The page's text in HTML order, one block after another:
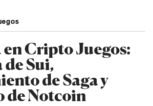
en Cripto Juegos:
Sui,
de Saga y
de Notcoin